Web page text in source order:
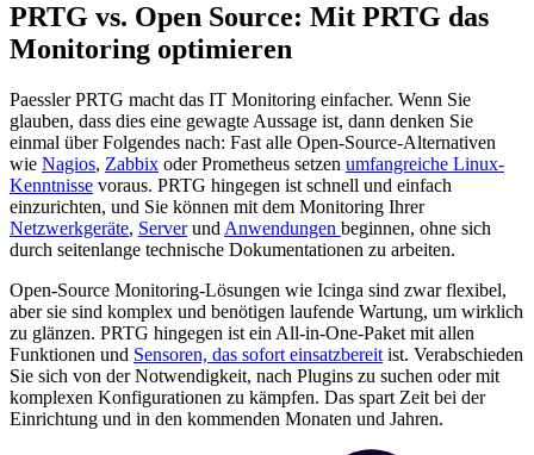
PRTG vs. Open Source: Mit PRTG das
Monitoring optimieren
Paessler PRTG macht das IT Monitoring einfacher. Wenn Sie
glauben, dass dies eine gewagte Aussage ist, dann denken Sie
einmal über Folgendes nach: Fast alle Open-Source-Alternativen
wie Nagios, Zabbix oder Prometheus setzen umfangreiche Linux-
Kenntnisse voraus. PRTG hingegen ist schnell und einfach
einzurichten, und Sie können mit dem Monitoring Ihrer
Netzwerkgeräte, Serverund Anwendungen beginnen, ohne sich
durch seitenlange technische Dokumentationen zu arbeiten.
Open-Source Monitoring-Lösungen wie Icinga sind zwar flexibel,
aber sie sind komplex und benötigen laufende Wartung, um wirklich
zu glänzen. PRTG hingegen ist ein All-in-One-Paket mit allen
Funktionen und Sensoren, das sofort einsatzbereit ist. Verabschieden
Sie sich von der Notwendigkeit, nach Plugins zu suchen oder mit
komplexen Konfigurationen zu kämpfen. Das spart Zeit bei der
Einrichtung und in den kommenden Monaten und Jahren.